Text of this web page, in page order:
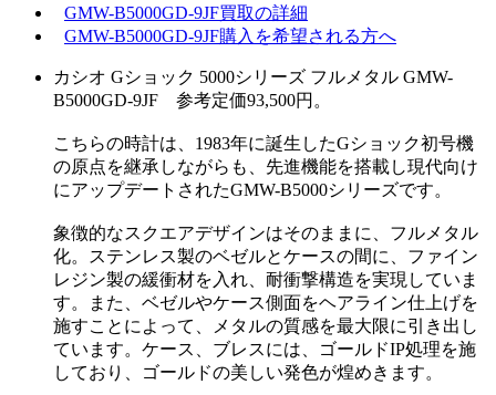
GMW-B5000GD-9JF買取の詳細
GMW-B5000GD-9JF購入を希望される方へ
カシオ Gショック 5000シリーズ フルメタル GMW-
B5000GD-9JF 参考定価93,500円。
こちらの時計は、1983年に誕生したGショック初号機
の原点を継承しながらも、先進機能を搭載し現代向け
にアップデートされたGMW-B5000シリーズです。
象徴的なスクエアデザインはそのままに、フルメタル
化。ステンレス製のベゼルとケースの間に、ファイン
レジン製の緩衝材を入れ、耐衝撃構造を実現していま
す。また、ベゼルやケース側面をヘアライン仕上げを
施すことによって、メタルの質感を最大限に引き出し
ています。ケース、ブレスには、ゴールドIP処理を施
しており、ゴールドの美しい発色が煌めきます。